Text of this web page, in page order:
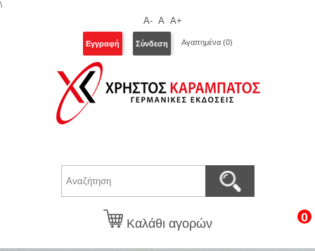
\
A- A A+
Εγγραφή Σύνδεση Αγαπημένα (0)
Καλάθι αγορών 0